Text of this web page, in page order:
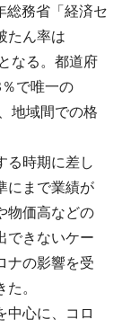
務省「経済セ
たん率は
なる。都道府
で唯一の
地域間での格
る時期に差し
にまで業績が
物価高などの
できないケー
ナの影響を受
。
心に、コロ